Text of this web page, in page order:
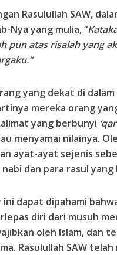
Rasulullah SAW,
Nya yang mulia, “
pun atas risalah yang
yang dekat di
mereka orang
yang berbunyi
menyamai nilainya.
ayat-ayat sejenis
dan para rasul yang
dapat dipahami
diri dari musuh
oleh Islam, dan
Rasulullah SAW